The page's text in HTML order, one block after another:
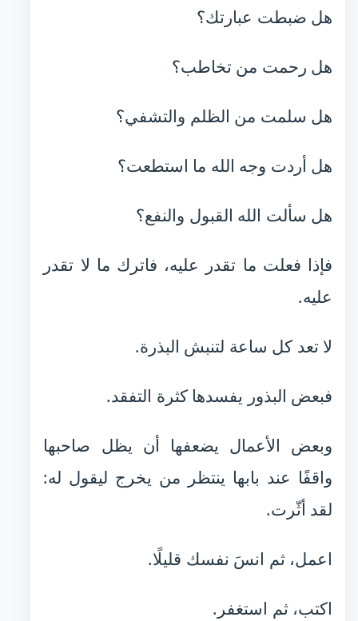
هل ضبطت عبارتك؟
هل رحمت من تخاطب؟
هل سلمت من الظلم والتشفي؟
هل أردت وجه الله ما استطعت؟
هل سألت الله القبول والنفع؟
فإذا فعلت ما تقدر عليه، فاترك ما لا تقدر
عليه.
لا تعد كل ساعة لتنبش البذرة.
فبعض البذور يفسدها كثرة التفقد.
وبعض الأعمال يضعفها أن يظل صاحبها
واقفًا عند بابها ينتظر من يخرج ليقول له:
لقد أثّرت.
اعمل، ثم انسَ نفسك قليلًا.
اكتب، ثم استغفر.